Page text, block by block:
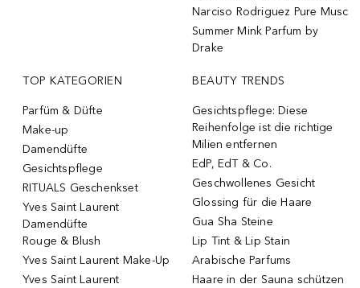
Narciso Rodriguez Pure Musc
Summer Mink Parfum by
Drake
TOP KATEGORIEN
Parfüm & Düfte
Make-up
Damendüfte
Gesichtspflege
RITUALS Geschenkset
Yves Saint Laurent
Damendüfte
Rouge & Blush
Yves Saint Laurent Make-Up
Yves Saint Laurent
BEAUTY TRENDS
Gesichtspflege: Diese
Reihenfolge ist die richtige
Milien entfernen
EdP, EdT & Co.
Geschwollenes Gesicht
Glossing für die Haare
Gua Sha Steine
Lip Tint & Lip Stain
Arabische Parfums
Haare in der Sauna schützen